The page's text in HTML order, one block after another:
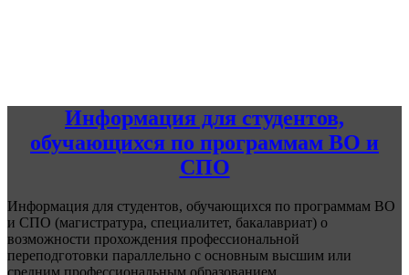
Информация для студентов,
обучающихся по программам ВО и
СПО
Информация для студентов, обучающихся по программам ВО
и СПО (магистратура, специалитет, бакалавриат) о
возможности прохождения профессиональной
переподготовки параллельно с основным высшим или
средним профессиональным образованием.